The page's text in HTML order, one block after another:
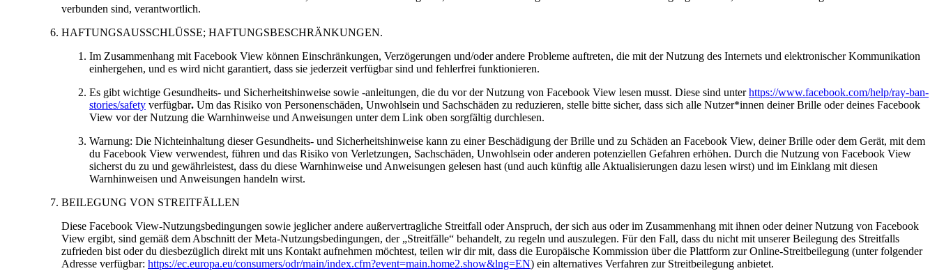
verbunden sind, verantwortlich.
HAFTUNGSAUSSCHLÜSSE; HAFTUNGSBESCHRÄNKUNGEN.
Im Zusammenhang mit Facebook View können Einschränkungen, Verzögerungen und/oder andere Probleme auftreten, die mit der Nutzung des Internets und elektronischer Kommunikation
einhergehen, und es wird nicht garantiert, dass sie jederzeit verfügbar sind und fehlerfrei funktionieren.
Es gibt wichtige Gesundheits- und Sicherheitshinweise sowie -anleitungen, die du vor der Nutzung von Facebook View lesen musst. Diese sind unterhttps://www.facebook.com/help/ray-ban-
stories/safety verfügbar. Um das Risiko von Personenschäden, Unwohlsein und Sachschäden zu reduzieren, stelle bitte sicher, dass sich alle Nutzer*innen deiner Brille oder deines Facebook
View vor der Nutzung die Warnhinweise und Anweisungen unter dem Link oben sorgfältig durchlesen.
Warnung: Die Nichteinhaltung dieser Gesundheits- und Sicherheitshinweise kann zu einer Beschädigung der Brille und zu Schäden an Facebook View, deiner Brille oder dem Gerät, mit dem
du Facebook View verwendest, führen und das Risiko von Verletzungen, Sachschäden, Unwohlsein oder anderen potenziellen Gefahren erhöhen. Durch die Nutzung von Facebook View
sicherst du zu und gewährleistest, dass du diese Warnhinweise und Anweisungen gelesen hast (und auch künftig alle Aktualisierungen dazu lesen wirst) und im Einklang mit diesen
Warnhinweisen und Anweisungen handeln wirst.
BEILEGUNG VON STREITFÄLLEN
Diese Facebook View-Nutzungsbedingungen sowie jeglicher andere außervertragliche Streitfall oder Anspruch, der sich aus oder im Zusammenhang mit ihnen oder deiner Nutzung von Facebook
View ergibt, sind gemäß dem Abschnitt der Meta-Nutzungsbedingungen, der „Streitfälle“ behandelt, zu regeln und auszulegen. Für den Fall, dass du nicht mit unserer Beilegung des Streitfalls
zufrieden bist oder du diesbezüglich direkt mit uns Kontakt aufnehmen möchtest, teilen wir dir mit, dass die Europäische Kommission über die Plattform zur Online-Streitbeilegung (unter folgender
Adresse verfügbar: https://ec.europa.eu/consumers/odr/main/index.cfm?event=main.home2.show&lng=EN) ein alternatives Verfahren zur Streitbeilegung anbietet.